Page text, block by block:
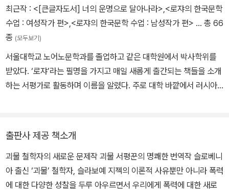
이스 캐럴의 『이상한 나라의 앨리스』 등 다수가 있다.
최근작 : <[큰글자도서] 너의 운명으로 달아나라> <로쟈의 한국문학
수업 : 여성작가 편> <로쟈의 한국문학 수업 : 남성작가 편> … 총 66
종 (모두보기)
서울대학교 노어노문학과를 졸업하고 같은 대학원에서 박사학위를
받았다. ‘로쟈’라는 필명을 가지고 매일 새롭게 출간되는 책들을 소개
하는 서평가로 활동하며 이름을 알렸다. 주로 대학 바깥에서 러시아
라』, 『책에 빠져 죽지 않기』, 『책을 읽을 자유』 등이 있다.
출판사 제공 책소개
괴물 철학자의 새로운 문제작 괴물 서평꾼의 명쾌한 번역작 슬로베니
아 출신 ‘괴물’ 철학자, 슬라보예 지젝의 이론적 사유뿐만 아니라 폭력
에 대한 다양한 성찰을 두루 아우르면서 우리에게 폭력에 대한 새로